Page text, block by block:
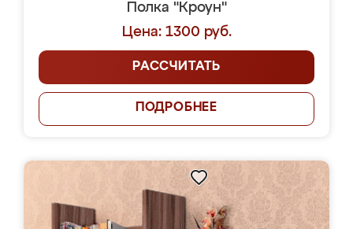
Полка "Кроун"
Цена: 1300 руб.
РАССЧИТАТЬ
ПОДРОБНЕЕ